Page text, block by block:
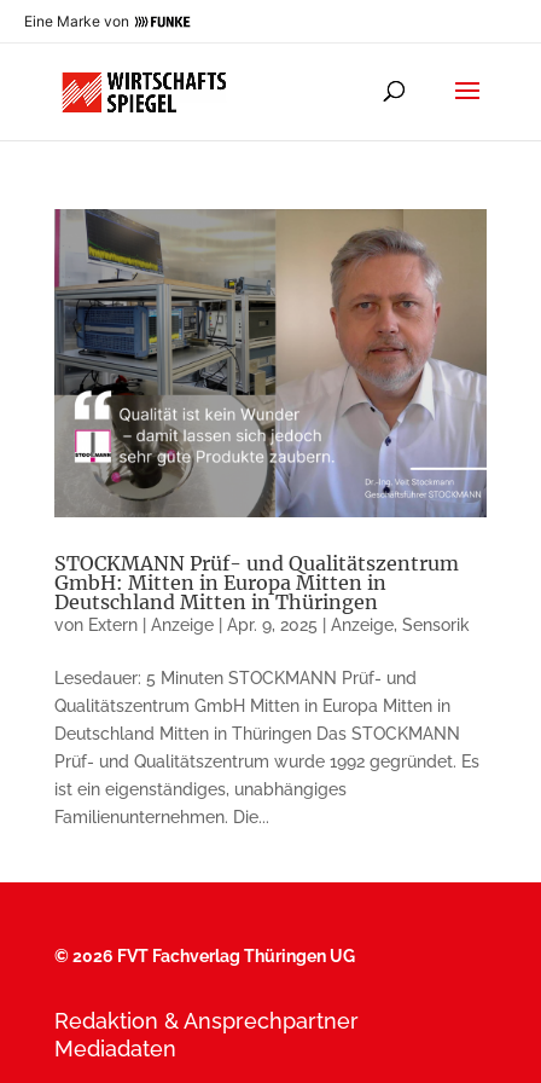
Eine Marke von
STOCKMANN Prüf- und Qualitätszentrum
GmbH: Mitten in Europa Mitten in
Deutschland Mitten in Thüringen
von Extern | Anzeige| Apr. 9, 2025 | Anzeige, Sensorik
Lesedauer: 5 Minuten STOCKMANN Prüf- und
Qualitätszentrum GmbH Mitten in Europa Mitten in
Deutschland Mitten in Thüringen Das STOCKMANN
Prüf- und Qualitätszentrum wurde 1992 gegründet. Es
ist ein eigenständiges, unabhängiges
Familienunternehmen. Die...
©2026 FVT Fachverlag Thüringen UG
Redaktion & Ansprechpartner
Mediadaten